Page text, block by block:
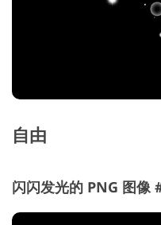
自由
闪闪发光的 PNG 图